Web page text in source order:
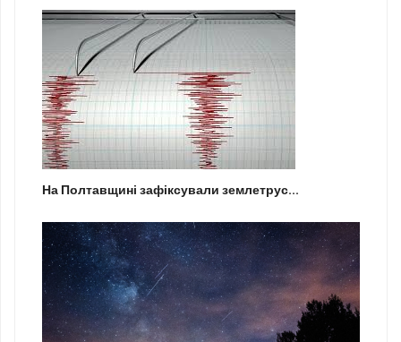
На Полтавщині зафіксували землетрус...